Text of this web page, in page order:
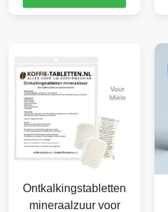
Ontkalkingstabletten
mineraalzuur voor